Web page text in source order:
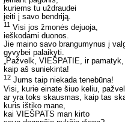
kuriems tu uždraudei
įeiti į savo bendriją.
11 Visi jos žmonės dejuoja,
ieškodami duonos.
Jie maino savo brangumynus į
gyvybei palaikyti.
„Pažvelk, VIEŠPATIE, ir pamatyk,
kaip aš suniekinta!
12 Jums taip niekada tenebūna!
Visi, kurie einate šiuo keliu,
ar yra toks skausmas, kaip tas
kuris ištiko mane,
kai VIEŠPATS man kirto